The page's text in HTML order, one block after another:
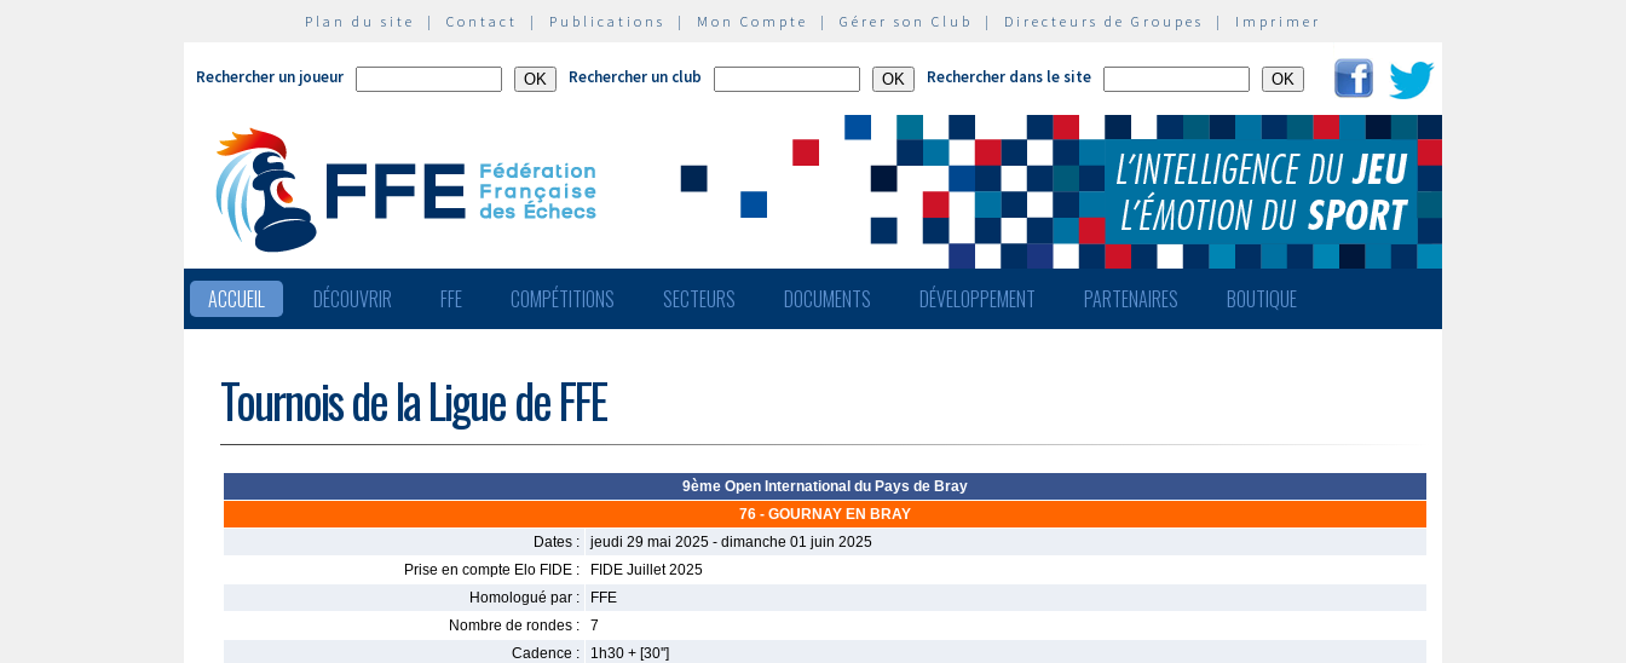
Plan du site | Contact | Publications | Mon Compte | Gérer son Club | Directeurs de Groupes | Imprimer
Rechercher un joueur Rechercher un club Rechercher dans le site
ACCUEIL DÉCOUVRIR FFE COMPÉTITIONS SECTEURS DOCUMENTS DÉVELOPPEMENT PARTENAIRES BOUTIQUE
Tournois de la Ligue de FFE
9ème Open International du Pays de Bray
76 - GOURNAY EN BRAY
Dates :
jeudi 29 mai 2025 - dimanche 01 juin 2025
Prise en compte Elo FIDE :
FIDE Juillet 2025
Homologué par :
FFE
Nombre de rondes :
7
Cadence :
1h30 + [30'']